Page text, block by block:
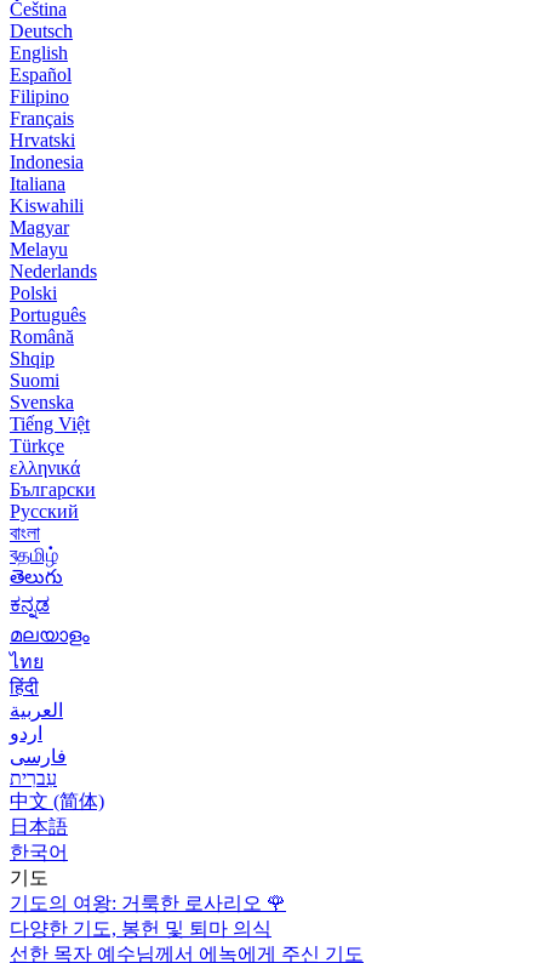
Čeština
Deutsch
English
Español
Filipino
Français
Hrvatski
Indonesia
Italiana
Kiswahili
Magyar
Melayu
Nederlands
Polski
Português
Română
Shqip
Suomi
Svenska
Tiếng Việt
Türkçe
ελληνικά
Български
Русский
বাংলা
বதமிழ்
తెలుగు
ಕನ್ನಡ
മലയാളം
ไทย
हिंदी
العربية
اردو
فارسی
עִברִית
中文 (简体)
日本語
한국어
기도
기도의 여왕: 거룩한 로사리오 🌹
다양한 기도, 봉헌 및 퇴마 의식
선한 목자 예수님께서 에녹에게 주신 기도